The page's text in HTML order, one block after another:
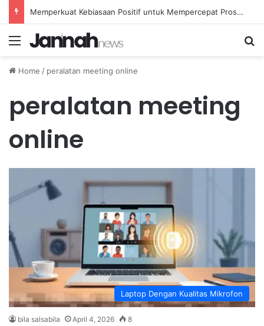
Memperkuat Kebiasaan Positif untuk Mempercepat Proses Pemulihan Mental Anda
Menu
Home / peralatan meeting online
peralatan meeting
online
Laptop Dengan Kualitas Mikrofon
bila salsabila April 4, 2026 8